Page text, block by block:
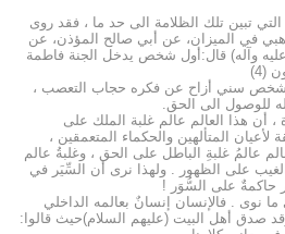
تبين تلك الظلامة الى حد ما ، فقد روى
في الميزان، عن أبي صالح المؤذن، عن
وآله) قال:أول شخص يدخل الجنة فاطمة
(4)
شخص سني أزاح عن فكره حجاب التعصب ،
للوصول الى الحق.
، أن هذا العالم عالم غلبة الملك على
لأعيان المتألهين والحكماء المتعمقين ،
عالمُ غلبةِ الباطل على الحق ، وغلبةُ عالم
الغيب على الظهور . ولهذا نرى أن السِّيَر في
حاكمةٌ على السُّوَر !
نوى . فالإنسان إنسانٌ بعالمه الداخلي
صدق أهل البيت (عليهم السلام)حيث قالوا: